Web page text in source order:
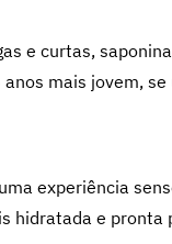
e curtas,
mais jovem,
experiência
hidratada e pronta